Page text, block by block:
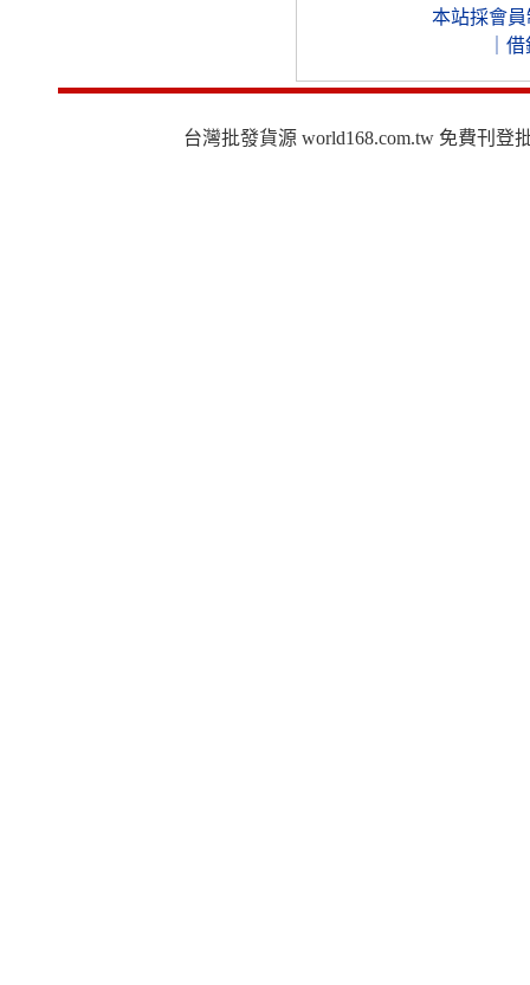
本站採會員
借
台灣批發貨源 world168.com.tw 免費刊登